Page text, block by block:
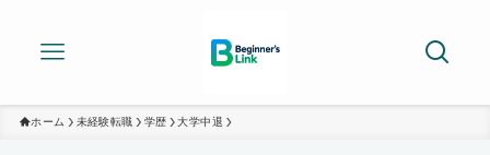
ホーム 未経験転職 学歴 大学中退